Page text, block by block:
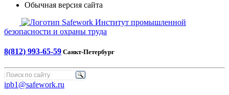
Обычная версия сайта
Safework Институт промышленной
безопасности и охраны труда
8(812) 993-65-59 Санкт-Петербург
ipb1@safework.ru